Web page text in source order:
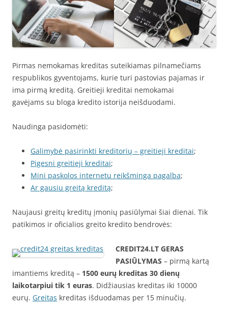
Pirmas nemokamas kreditas suteikiamas pilnamečiams
respublikos gyventojams, kurie turi pastovias pajamas ir
ima pirmą kreditą. Greitieji kreditai nemokamai
gavėjams su bloga kredito istorija neišduodami.
Naudinga pasidomėti:
Galimybė pasirinkti kreditorių – greitieji kreditai;
Pigesni greitieji kreditai;
Mini paskolos internetu reikšminga pagalba;
Ar gausiu greitą kreditą;
Naujausi greitų kreditų įmonių pasiūlymai šiai dienai. Tik
patikimos ir oficialios greito kredito bendrovės:
CREDIT24.LT GERAS
PASIŪLYMAS – pirmą kartą
imantiems kreditą – 1500 eurų kreditas 30 dienų
laikotarpiui tik 1 euras. Didžiausias kreditas iki 10000
eurų. Greitas kreditas išduodamas per 15 minučių.